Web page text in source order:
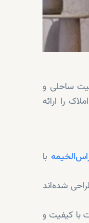
ساحلی و
را ارائه
با
با مساحت‌های ۸۶۶ تا ۲۱۰۶ فوت مربع که در قالب‌های ۲ طبقه طراحی شده‌اند
وسیع، امکانات با کیفیت و